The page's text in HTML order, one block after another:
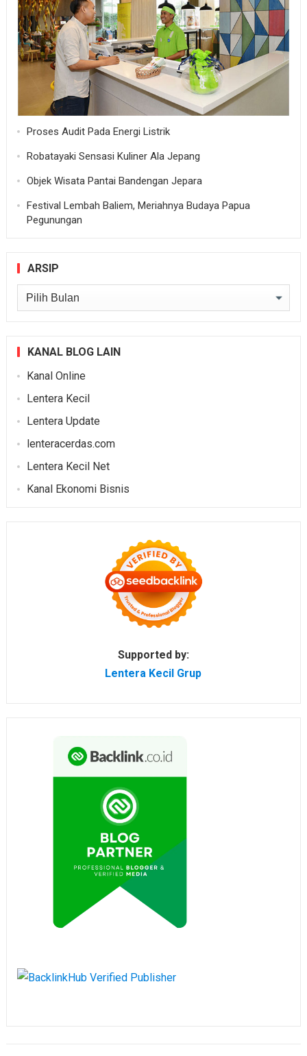
Proses Audit Pada Energi Listrik
Robatayaki Sensasi Kuliner Ala Jepang
Objek Wisata Pantai Bandengan Jepara
Festival Lembah Baliem, Meriahnya Budaya Papua
Pegunungan
ARSIP
Arsip
KANAL BLOG LAIN
Kanal Online
Lentera Kecil
Lentera Update
lenteracerdas.com
Lentera Kecil Net
Kanal Ekonomi Bisnis
Supported by:
Lentera Kecil Grup